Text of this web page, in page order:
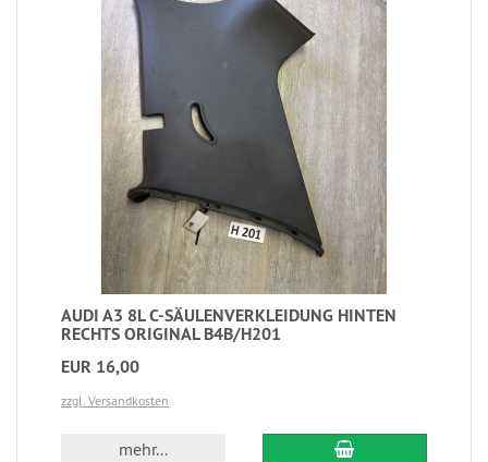
AUDI A3 8L C-SÄULENVERKLEIDUNG HINTEN
RECHTS ORIGINAL B4B/H201
EUR 16,00
zzgl. Versandkosten
mehr...